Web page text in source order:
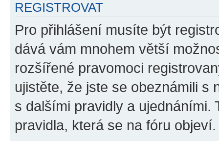
REGISTROVAT
Pro přihlášení musíte být
dává vám mnohem větší
rozšířené pravomoci
ujistěte, že jste se obeznámili s
s dalšími pravidly a ujednáními.
pravidla, která se na fóru objeví.